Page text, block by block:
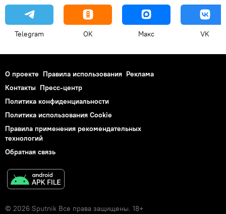
Telegram OK Макс VK
О проекте Правила использования Реклама
Контакты Пресс-центр
Политика конфиденциальности
Политика использования Cookie
Правила применения рекомендательных
технологий
Обратная связь
© 2026 Sputnik Все права защищены. 18+